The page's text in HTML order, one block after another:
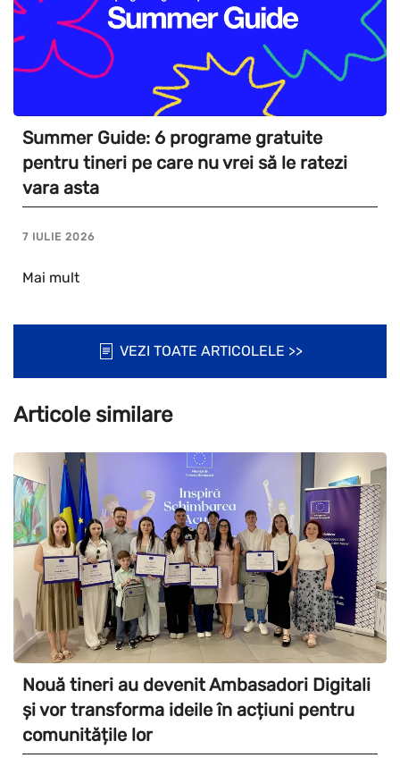
Summer Guide: 6 programe gratuite
pentru tineri pe care nu vrei să le ratezi
vara asta
7 IULIE 2026
Mai mult
VEZI TOATE ARTICOLELE >>
Articole similare
Nouă tineri au devenit Ambasadori Digitali
și vor transforma ideile în acțiuni pentru
comunitățile lor